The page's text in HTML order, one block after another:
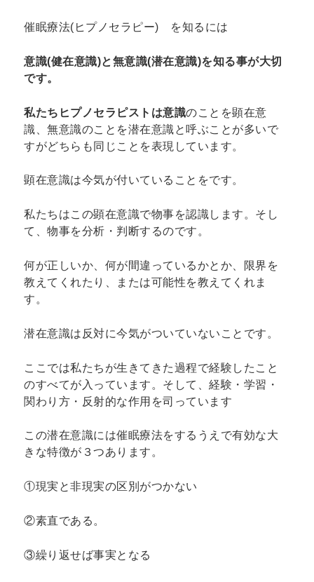
催眠療法(ヒプノセラピー) を知るには
意識(健在意識)と無意識(潜在意識)を知る事が大切
です。
私たちヒプノセラピストは意識のことを顕在意
識、無意識のことを潜在意識と呼ぶことが多いで
すがどちらも同じことを表現しています。
顕在意識は今気が付いていることをです。
私たちはこの顕在意識で物事を認識します。そし
て、物事を分析・判断するのです。
何が正しいか、何が間違っているかとか、限界を
教えてくれたり、または可能性を教えてくれま
す。
潜在意識は反対に今気がついていないことです。
ここでは私たちが生きてきた過程で経験したこと
のすべてが入っています。そして、経験・学習・
関わり方・反射的な作用を司っています
この潜在意識には催眠療法をするうえで有効な大
きな特徴が３つあります。
①現実と非現実の区別がつかない
②素直である。
③繰り返せば事実となる